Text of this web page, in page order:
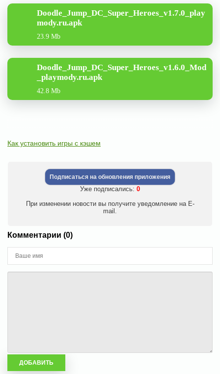
Doodle_Jump_DC_Super_Heroes_v1.7.0_play
mody.ru.apk
23.9 Mb
Doodle_Jump_DC_Super_Heroes_v1.6.0_Mod
_playmody.ru.apk
42.8 Mb
Как установить игры с кэшем
Подписаться на обновления приложения
Уже подписались: 0
При изменении новости вы получите уведомление на E-
mail.
Комментарии (0)